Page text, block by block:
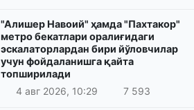
"Алишер Навоий" ҳамда "Пахтакор"
метро бекатлари оралиғидаги
эскалаторлардан бири йўловчилар
учун фойдаланишга қайта
топширилади
4 авг 2026, 10:29
7 593